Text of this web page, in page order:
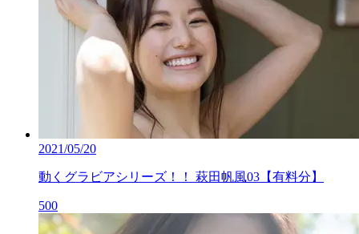
2021/05/20
動くグラビアシリーズ！！ 萩田帆風03【有料分】
500